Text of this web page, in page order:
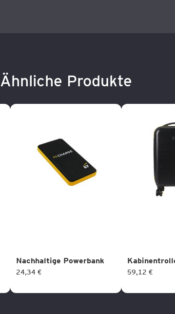
Ähnliche Produkte
Nachhaltige Powerbank
24,34 €
59,12 €